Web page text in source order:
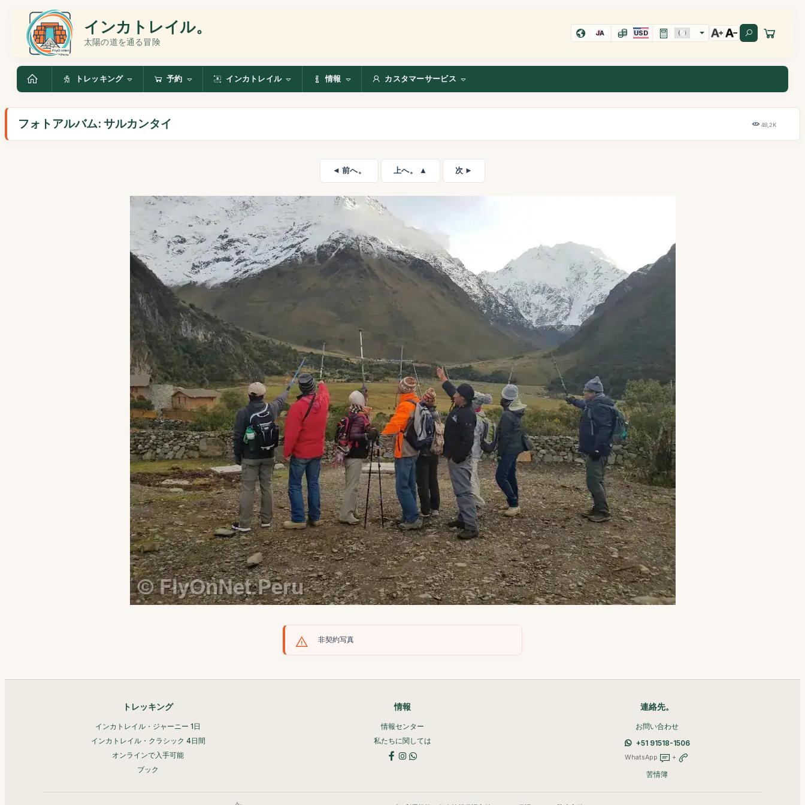
インカトレイル。
太陽の道を通る冒険
JA USD
トレッキング 予約 インカトレイル 情報 カスタマーサービス
フォトアルバム: サルカンタイ 48,2K
◄ 前へ。 上へ。 ▲ 次 ►
非契約写真
トレッキング
インカトレイル・ジャーニー 1日
インカトレイル・クラシック 4日間
オンラインで入手可能
ブック
情報
情報センター
私たちに関しては
連絡先。
お問い合わせ
+51 91518-1506
WhatsApp +
苦情簿